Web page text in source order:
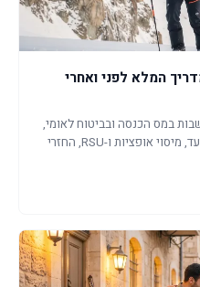
המלא לפני ואחרי
במס הכנסה ובביטוח לאומי,
מבחני התושבות, אמנות מס, מדינות יעד, מיסוי אופציות ו-RSU, החזרי